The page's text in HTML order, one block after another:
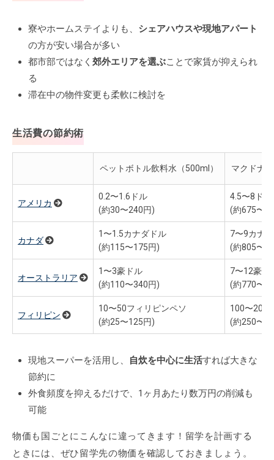
寮やホームステイよりも、 シェアハウスや現地アパート
の方が安い場合が多い
都市部ではなく 郊外エリアを選ぶことで家賃が抑えられ
る
滞在中の物件変更も柔軟に検討を
生活費の節約術
ペットボトル飲料水（500ml） マクドナ
アメリカ
0.2〜1.6ドル
(約30〜240円)
4.5〜8ドル
(約675〜
カナダ
1〜1.5カナダドル
(約115〜175円)
7〜9カナ
(約805〜
オーストラリア
1〜3豪ドル
(約110〜340円)
7〜12豪ド
(約770〜
フィリピン
10〜50フィリピンペソ
(約25〜125円)
100〜200
(約250〜
現地スーパーを活用し、 自炊を中心に生活すれば大きな
節約に
外食頻度を抑えるだけで、1ヶ月あたり数万円の削減も
可能
物価も国ごとにこんなに違ってきます！留学を計画する
ときには、ぜひ留学先の物価を確認しておきましょう。